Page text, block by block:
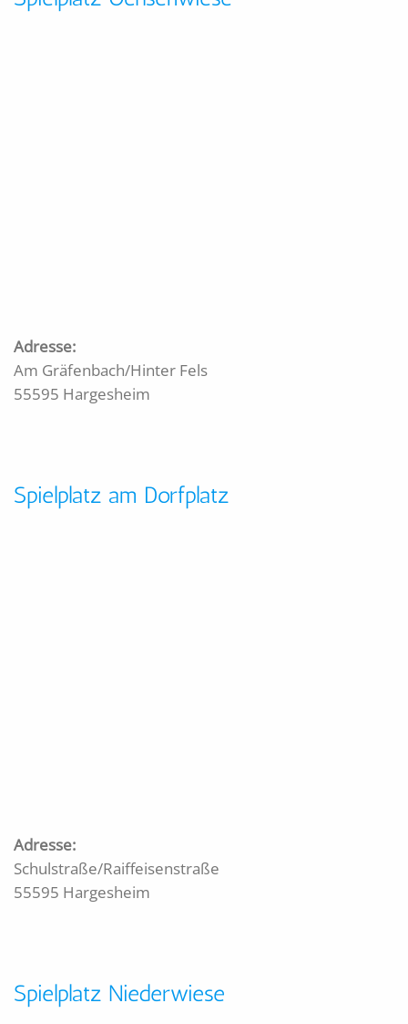
Adresse:
Am Gräfenbach/Hinter Fels
55595 Hargesheim
Spielplatz am Dorfplatz
Adresse:
Schulstraße/Raiffeisenstraße
55595 Hargesheim
Spielplatz Niederwiese